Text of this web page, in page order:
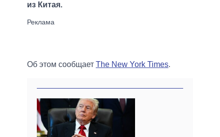
из Китая.
Об этом сообщает The New York Times.